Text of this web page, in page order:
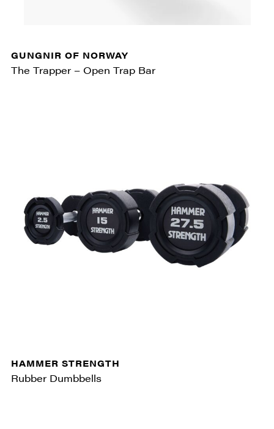
GUNGNIR OF NORWAY
The Trapper – Open Trap Bar
HAMMER STRENGTH
Rubber Dumbbells